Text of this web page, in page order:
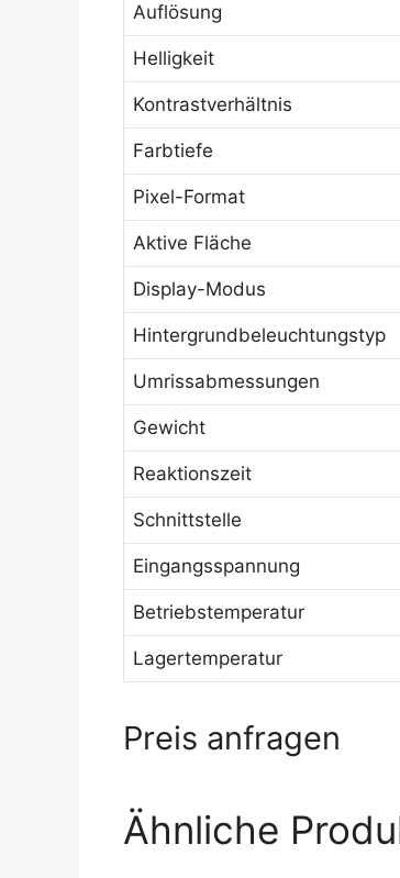
Auflösung
Helligkeit
Kontrastverhältnis
Farbtiefe
Pixel-Format
Aktive Fläche
Display-Modus
Hintergrundbeleuchtungstyp
Umrissabmessungen
Gewicht
Reaktionszeit
Schnittstelle
Eingangsspannung
Betriebstemperatur
Lagertemperatur
Preis anfragen
Ähnliche